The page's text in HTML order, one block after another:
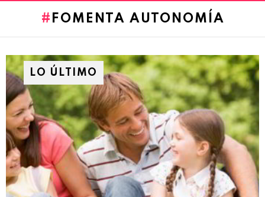
FOMENTA AUTONOMÍA
LO ÚLTIMO